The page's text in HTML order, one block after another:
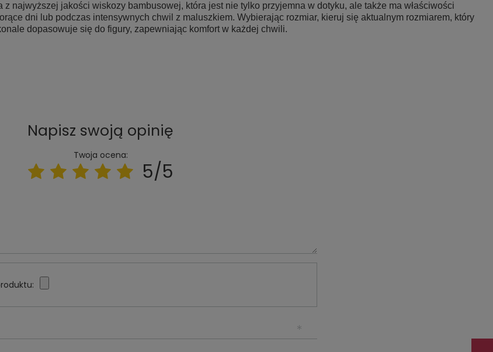
najwyższej jakości wiskozy bambusowej, która jest nie tylko przyjemna w dotyku, ale także ma właściwości
dni lub podczas intensywnych chwil z maluszkiem. Wybierając rozmiar, kieruj się aktualnym rozmiarem, który
dopasowuje się do figury, zapewniając komfort w każdej chwili.
Napisz swoją opinię
Twoja ocena:
5/5